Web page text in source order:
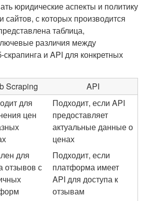
юридические аспекты и политику
сайтов, ​с⁢ которых производится
таблица,
различия между
⁢и API для конкретных
Scraping API
для
цен
Подходит, если ‌API
⁤предоставляет
актуальные ​данные ⁢о
ценах
для⁣
отзывов с
Подходит,⁢ если
платформа⁣ имеет
⁣API​ для доступа⁢ к
‍отзывам